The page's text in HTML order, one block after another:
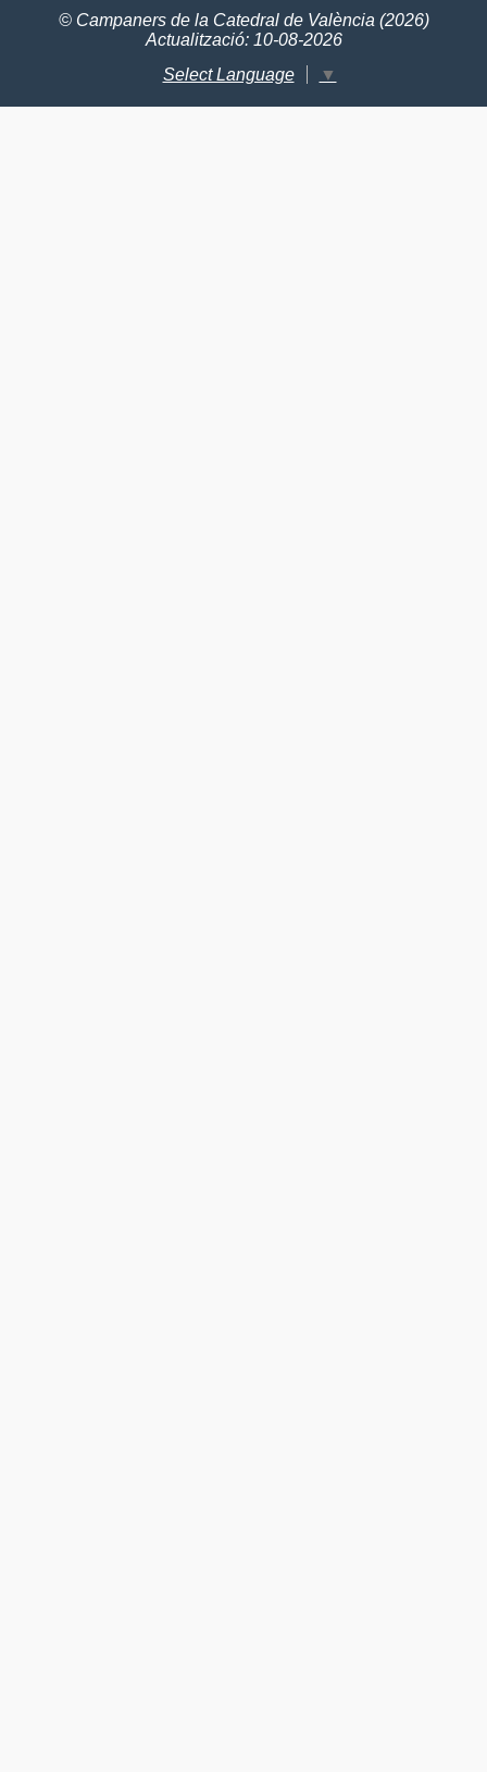
© Campaners de la Catedral de València (2026)
Actualització: 10-08-2026
Select Language
▼